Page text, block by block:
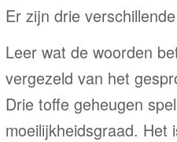
Er zijn drie
Leer wat de woorden
vergezeld van het
Drie toffe geheugen
moeilijkheidsgraad. Het